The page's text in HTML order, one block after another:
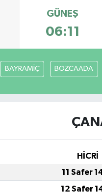
GÜNEŞ
06:11
BAYRAMİÇ BOZCAADA
HİCRİ
11 Safer
12 Safer